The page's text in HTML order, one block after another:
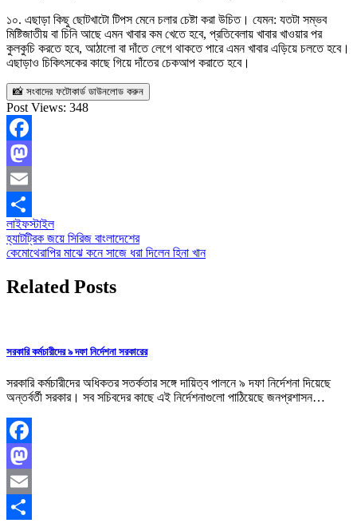
১০. এছাড়া কিছু ছোটখাটো টিপস মেনে চলার চেষ্টা করা উচিত। যেমন: যতটা সম্ভব
মিষ্টিজাতীয় বা চিনি আছে এমন খাবার কম খেতে হবে, প্রতিবেলায় খাবার খাওয়ার পর
কুলকুচি করতে হবে, আঠালো বা দাঁতে লেগে থাকতে পারে এমন খাবার এড়িয়ে চলতে হবে।
এছাড়াও চিকিৎসকের কাছে গিয়ে দাঁতের চেকআপ করাতে হবে।
📸 সংবাদের ফটোকার্ড ডাউনলোড করুন
Post Views: 348
Facebook
Mastodon
Email
Share
লাইফস্টাইল
Post
navigation
হ্যাটট্রিক জয়ে সিরিজ বাংলাদেশের
কেমোথেরাপির মাঝে কনে সাজে ধরা দিলেন হিনা খান
Related Posts
সরকারি কর্মচারীদের ৯ দফা নির্দেশনা সরকারের
সরকারি কর্মচারীদের অধিকতর সতর্কতার সঙ্গে দায়িত্ব পালনে ৯ দফা নির্দেশনা দিয়েছে
অন্তর্বর্তী সরকার। সব সচিবদের কাছে এই নির্দেশনাগুলো পাঠিয়েছে জনপ্রশাসন…
Facebook
Mastodon
Email